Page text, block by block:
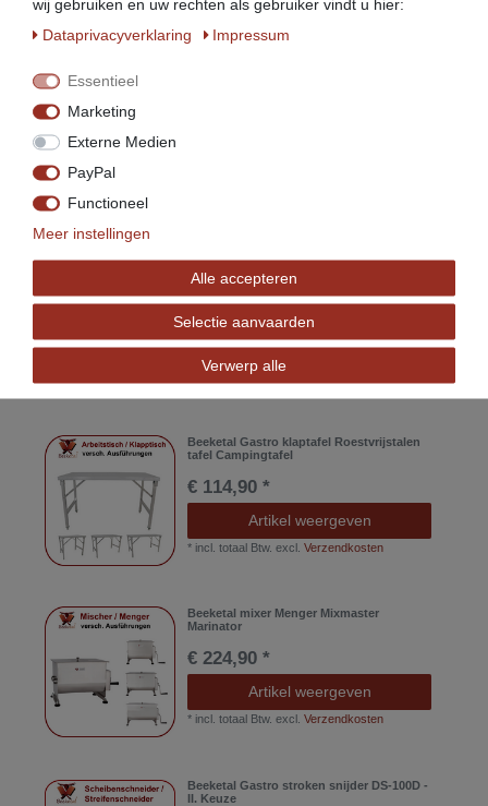
Artikel weergeven
* incl. totaal Btw.excl.
Beeketal handmatige elektrische
rookoven BDSH-S03L
€ 589,90 *
Artikel weergeven
incl. totaal Btw.
Beeketal Gastro klaptafel Roestvrijstalen
tafel Campingtafel
€ 114,90 *
Artikel weergeven
* incl. totaal Btw. excl.Verzendkosten
Beeketal mixer Menger Mixmaster
Marinator
€ 224,90 *
Artikel weergeven
* incl. totaal Btw. excl.Verzendkosten
Beeketal Gastro stroken snijder DS-100D -
II. Keuze
wij gebruiken en uw rechten als gebruiker vindt u hier:
Data­privacy­verklaring
Impressum
Essentieel
Marketing
Externe Medien
PayPal
Functioneel
Meer instellingen
Alle accepteren
Selectie aanvaarden
Verwerp alle